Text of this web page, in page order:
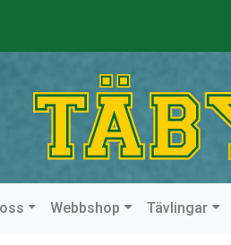
Webbshop Tävlingar